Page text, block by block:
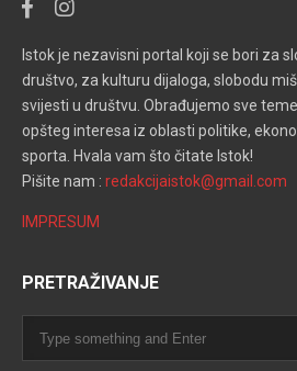
Istok je nezavisni portal koji se bori za
društvo, za kulturu dijaloga, slobodu
svijesti u društvu. Obrađujemo sve
opšteg interesa iz oblasti politike,
sporta. Hvala vam što čitate Istok!
Pišite nam : redakcijaistok@gmail.com
IMPRESUM
PRETRAŽIVANJE